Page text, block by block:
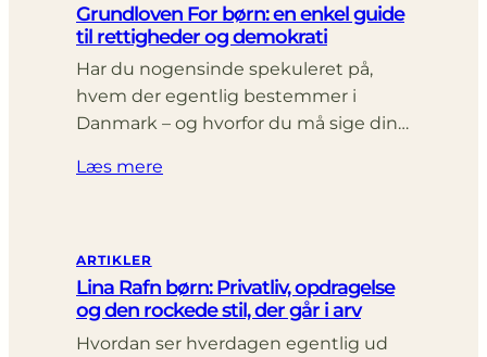
Grundloven For børn: en enkel guide
til rettigheder og demokrati
Har du nogensinde spekuleret på,
hvem der egentlig bestemmer i
Danmark – og hvorfor du må sige din…
Læs mere
ARTIKLER
Lina Rafn børn: Privatliv, opdragelse
og den rockede stil, der går i arv
Hvordan ser hverdagen egentlig ud